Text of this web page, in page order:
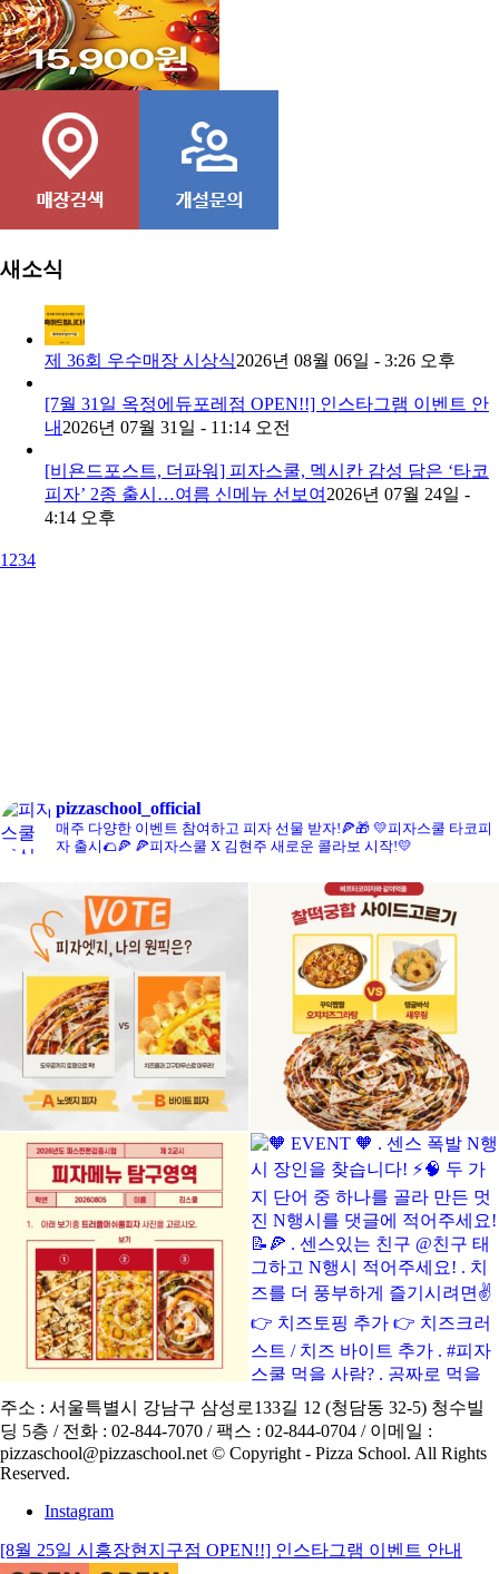
새소식
제 36회 우수매장 시상식2026년 08월 06일 - 3:26 오후
[7월 31일 옥정에듀포레점 OPEN!!] 인스타그램 이벤트 안
내 2026년 07월 31일 - 11:14 오전
[비욘드포스트, 더파워] 피자스쿨, 멕시칸 감성 담은 ‘타코
피자’ 2종 출시…여름 신메뉴 선보여 2026년 07월 24일 -
4:14 오후
1234
콘치즈피자pizzaschool_official
매주 다양한 이벤트 참여하고 피자 선물 받자!🍕🎁 💛피자스쿨 타코피
자 출시🌮🍕 🍕피자스쿨 X 김현주 새로운 콜라보 시작!💛
주소 : 서울특별시 강남구 삼성로133길 12 (청담동 32-5) 청수빌
딩 5층 / 전화 : 02-844-7070 / 팩스 : 02-844-0704 / 이메일 :
pizzaschool@pizzaschool.net © Copyright - Pizza School. All Rights
Reserved.
Instagram
[8월 25일 시흥장현지구점 OPEN!!] 인스타그램 이벤트 안내